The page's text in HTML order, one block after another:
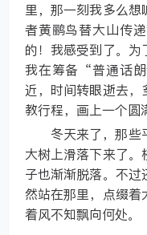
里，那一刻我多么
者黄鹂鸟替大山传
的！我感受到了。为
我在筹备“普通话
近，时间转眼逝去，
教行程，画上一个圆
冬天来了，那些
大树上滑落下来了。
子也渐渐脱落。不
然站在那里，点缀着
着风不知飘向何处。